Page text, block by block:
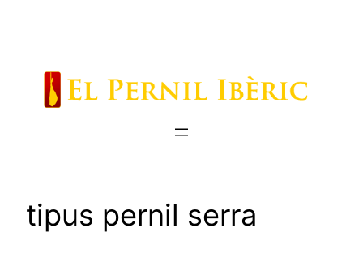
tipus pernil serra